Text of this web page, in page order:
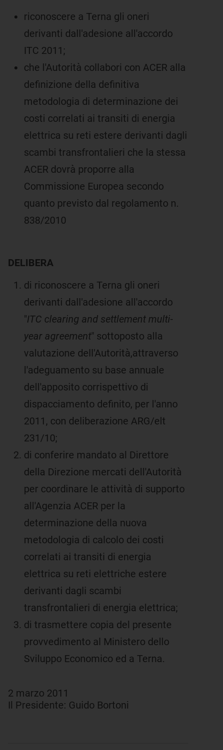
riconoscere a Terna gli oneri
derivanti dall'adesione all'accordo
ITC 2011;
che l'Autorità collabori con ACER alla
definizione della definitiva
metodologia di determinazione dei
costi correlati ai transiti di energia
elettrica su reti estere derivanti dagli
scambi transfrontalieri che la stessa
ACER dovrà proporre alla
Commissione Europea secondo
quanto previsto dal regolamento n.
838/2010
DELIBERA
di riconoscere a Terna gli oneri
derivanti dall'adesione all'accordo
"ITC clearing and settlement multi-
year agreement" sottoposto alla
valutazione dell'Autorità,attraverso
l'adeguamento su base annuale
dell'apposito corrispettivo di
dispacciamento definito, per l'anno
2011, con deliberazione ARG/elt
231/10;
di conferire mandato al Direttore
della Direzione mercati dell'Autorità
per coordinare le attività di supporto
all'Agenzia ACER per la
determinazione della nuova
metodologia di calcolo dei costi
correlati ai transiti di energia
elettrica su reti elettriche estere
derivanti dagli scambi
transfrontalieri di energia elettrica;
di trasmettere copia del presente
provvedimento al Ministero dello
Sviluppo Economico ed a Terna.
2 marzo 2011
Il Presidente: Guido Bortoni